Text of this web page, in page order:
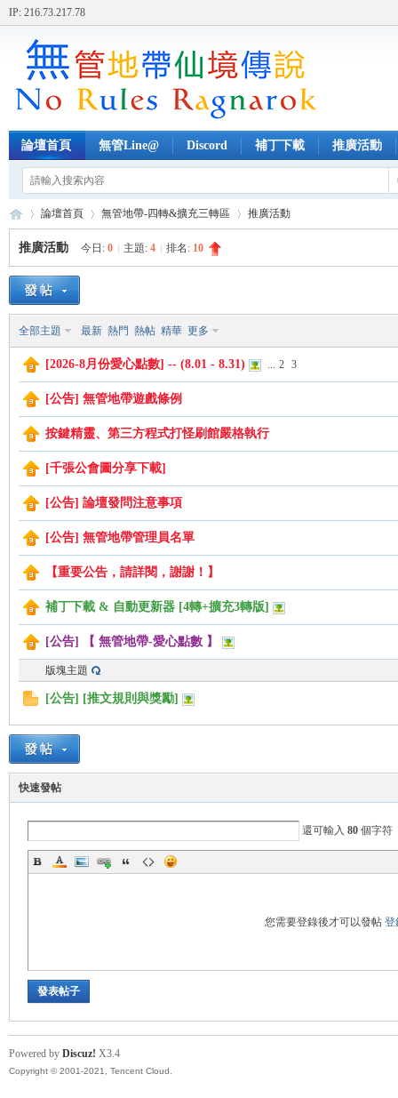
IP: 216.73.217.78
論壇首頁 無管Line@ Discord 補丁下載 推廣活動
»
論壇首頁 無管地帶-四轉&擴充三轉區 推廣活動
推廣活動 今日: 0 主題: 4 排名: 10
全部主題 最新 熱門 熱帖 精華 更多
[2026-8月份愛心點數] -- (8.01 - 8.31) ... 2 3
[公告] 無管地帶遊戲條例
按鍵精靈、第三方程式打怪刷館嚴格執行
[千張公會圖分享下載]
[公告] 論壇發問注意事項
[公告] 無管地帶管理員名單
【重要公告，請詳閱，謝謝！】
補丁下載 & 自動更新器 [4轉+擴充3轉版]
[公告] 【 無管地帶-愛心點數 】
版塊主題
[公告] [推文規則與獎勵]
快速發帖
還可輸入 80 個字符
您需要登錄後才可以發帖 登
發表帖子
Powered by Discuz! X3.4
Copyright © 2001-2021, Tencent Cloud.